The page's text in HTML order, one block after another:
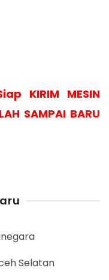
KIRIM MESIN
SAMPAI BARU
Selatan